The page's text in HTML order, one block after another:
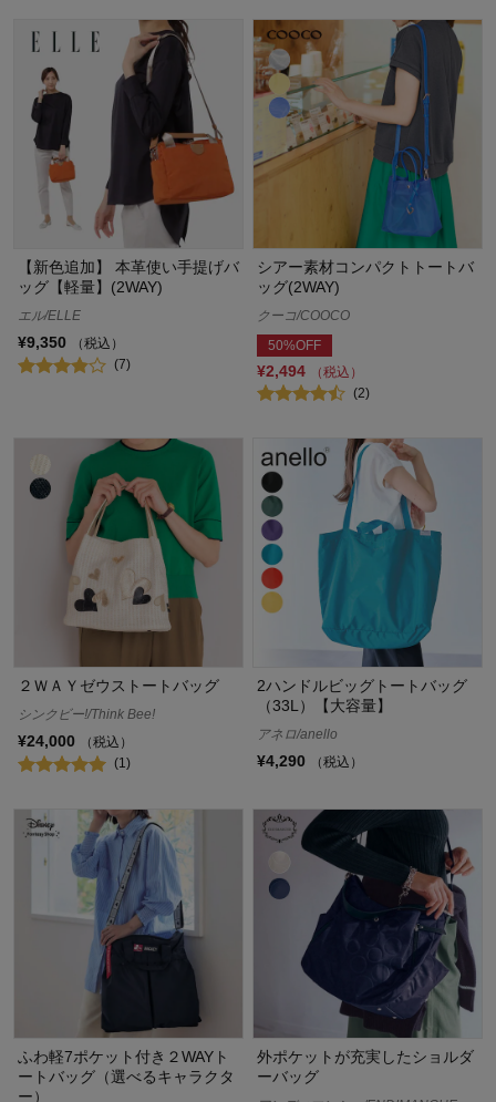
【新色追加】 本革使い手提げバ
ッグ【軽量】(2WAY)
エル/ELLE
¥9,350
（税込）
(7)
シアー素材コンパクトトートバ
ッグ(2WAY)
クーコ/COOCO
50%OFF
¥2,494
（税込）
(2)
２ＷＡＹゼウストートバッグ
シンクビー!/Think Bee!
¥24,000
（税込）
(1)
2ハンドルビッグトートバッグ
（33L）【大容量】
アネロ/anello
¥4,290 （税込）
ふわ軽7ポケット付き２WAYト
ートバッグ（選べるキャラクタ
ー）
外ポケットが充実したショルダ
ーバッグ